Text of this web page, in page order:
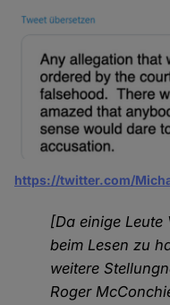
https://twitter.com/
[Da einige Leute
beim Lesen zu
weitere
Roger